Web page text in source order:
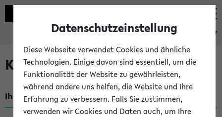
eKVV
Kombisuche im eKVV
Ihre Suchkriterien:
Datenschutzeinstellung
Diese Webseite verwendet Cookies und ähnliche
Technologien. Einige davon sind essentiell, um die
Funktionalität der Website zu gewährleisten,
während andere uns helfen, die Website und Ihre
Erfahrung zu verbessern. Falls Sie zustimmen,
verwenden wir Cookies und Daten auch, um Ihre